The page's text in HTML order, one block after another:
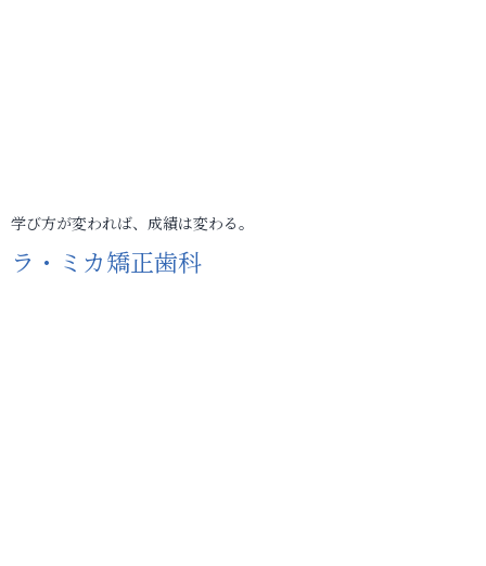
学び方が変われば、成績は変わる。
ラ・ミカ矯正歯科